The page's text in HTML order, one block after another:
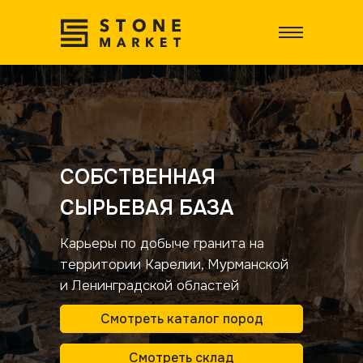
СОБСТВЕННАЯ
СЫРЬЕВАЯ БАЗА
Смотреть каталог пород
Карьеры по добыче гранита на
территории Карелии, Мурманской
и Ленинградской областей
Смотреть склад